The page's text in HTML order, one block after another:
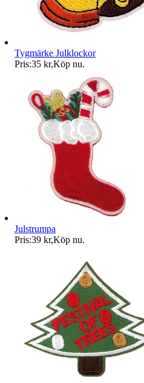
Tygmärke Julklockor
Pris:35 kr,Köp nu.
Julstrumpa
Pris:39 kr,Köp nu.